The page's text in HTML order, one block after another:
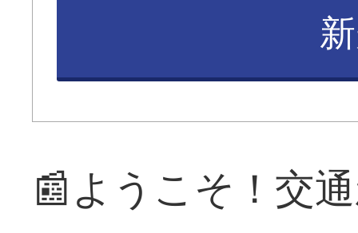
📰ようこそ！交